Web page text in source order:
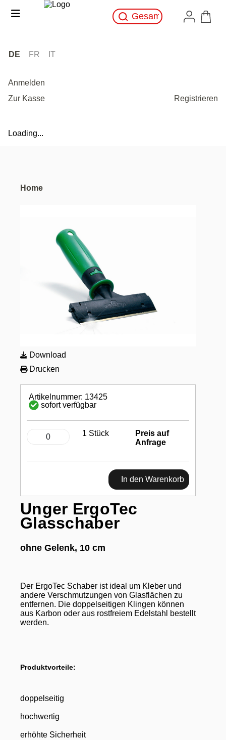
DE FR IT
Anmelden
Zur Kasse
Registrieren
Loading...
Home
Download
Drucken
Unger ErgoTec
Glasschaber
ohne Gelenk, 10 cm
Der ErgoTec Schaber ist ideal um Kleber und
andere Verschmutzungen von Glasflächen zu
entfernen. Die doppelseitigen Klingen können
aus Karbon oder aus rostfreiem Edelstahl bestellt
werden.
Produktvorteile:
doppelseitig
hochwertig
erhöhte Sicherheit
Artikelnummer: 13425
sofort verfügbar
1 Stück
Preis auf
Anfrage
In den Warenkorb